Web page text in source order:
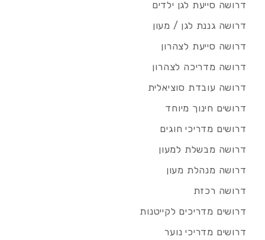
דרושה סייעת לגן ילדים
דרושה גננת לגן / מעון
דרושה סייעת לצהרון
דרושה מדריכה לצהרון
דרושה עובדת סוציאלית
דרושים חינוך מיוחד
דרושים מדריכי חוגים
דרושה מבשלת למעון
דרושה מנהלת מעון
דרושה רכזת
דרושים מדריכים לקייטנות
דרושים מדריכי נוער